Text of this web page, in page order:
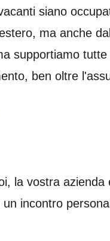
siano
ma anche
supportiamo
ben oltre
la vostra
incontro